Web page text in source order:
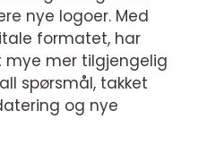
nye logoer. Med
formatet, har
mye mer tilgjengelig
spørsmål, takket
og nye